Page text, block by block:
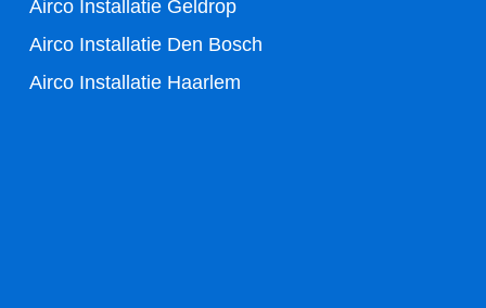
Airco Installatie Geldrop
Airco Installatie Den Bosch
Airco Installatie Haarlem